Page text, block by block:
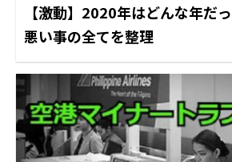
【激動】2020年はどんな年だ
悪い事の全てを整理